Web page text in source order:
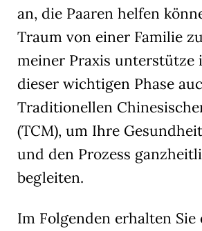
an, die Paaren helfen
Traum von einer Familie
meiner Praxis unterstütze
dieser wichtigen Phase
Traditionellen
(TCM), um Ihre
und den Prozess
begleiten.
Im Folgenden erhalten Sie
Cookie-Informationen
Externe Medien (7)
Inhalte von Videoplattformen und Social-
akzeptiert werden, bedarf der Zugriff auf diese
Cookie-Informationen